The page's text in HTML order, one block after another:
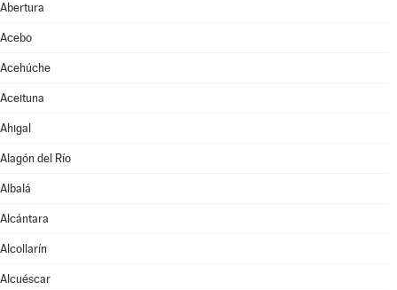
Abertura
Acebo
Acehúche
Aceituna
Ahigal
Alagón del Río
Albalá
Alcántara
Alcollarín
Alcuéscar